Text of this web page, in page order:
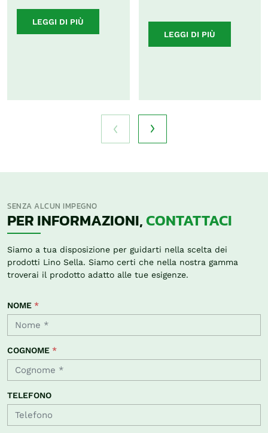
LEGGI DI PIÙ
LEGGI DI PIÙ
SENZA ALCUN IMPEGNO
PER INFORMAZIONI,CONTATTACI
Siamo a tua disposizione per guidarti nella scelta dei
prodotti Lino Sella. Siamo certi che nella nostra gamma
troverai il prodotto adatto alle tue esigenze.
NOME *
COGNOME *
TELEFONO